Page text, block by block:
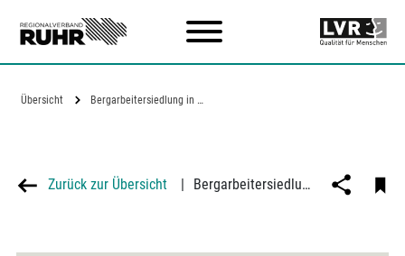
Übersicht Bergarbeitersiedlung in Gladbeck-Brauck
Zurück zur Übersicht | Bergarbeitersiedlung in Gladbeck-Brauck